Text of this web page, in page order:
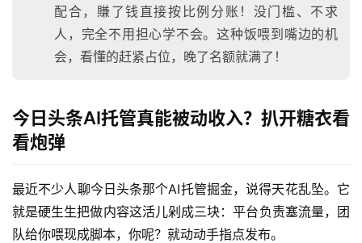
配合，賺了钱直接按比例分账！没门槛、不求
人，完全不用担心学不会。这种饭喂到嘴边的机
会，看懂的赶紧占位，晚了名额就满了！
今日头条AI托管真能被动收入？扒开糖衣看
看炮弹
最近不少人聊今日头条那个AI托管掘金，说得天花乱坠。它
就是硬生生把做内容这活儿剁成三块：平台负责塞流量，团
队给你喂现成脚本，你呢？就动动手指点发布。